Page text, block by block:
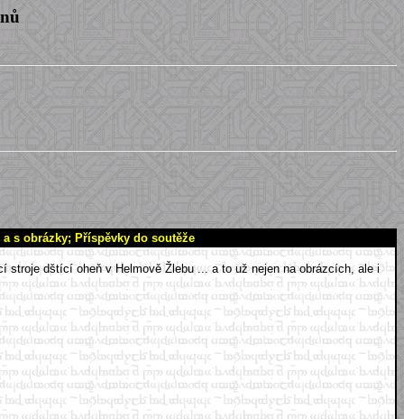
s obrázky; Příspěvky do soutěže
stroje dštící oheň v Helmově Žlebu ... a to už nejen na obrázcích, ale i